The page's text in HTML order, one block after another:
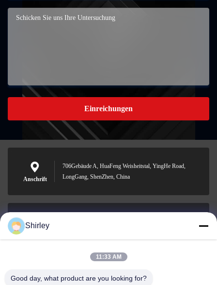
Einreichungen
Anschrift
706Gebäude A, HuaFeng Weisheitstal, YingHe Road,
LongGang, ShenZhen, China
E-Mail-Adresse
0086-18148506772
Shirley
11:33 AM
Good day, what product are you looking for?